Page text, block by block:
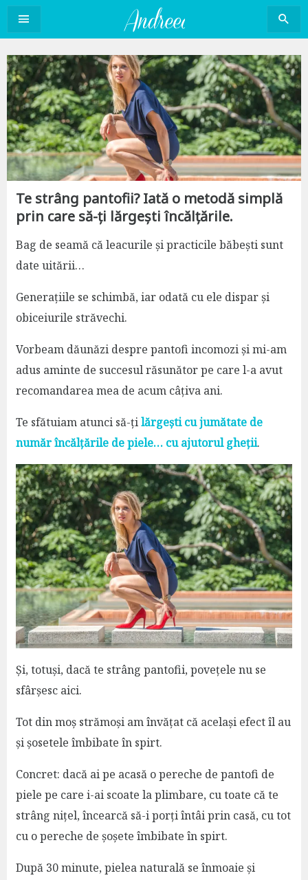
Sari
conținut
Te strâng pantofii? Iată o metodă simplă
prin care să-ți lărgești încălțările.
Bag de seamă că leacurile și practicile băbești sunt
date uitării…
Generațiile se schimbă, iar odată cu ele dispar și
obiceiurile străvechi.
Vorbeam dăunăzi despre pantofi incomozi și mi-am
adus aminte de succesul răsunător pe care l-a avut
recomandarea mea de acum câțiva ani.
Te sfătuiam atunci să-țilărgești cu jumătate de
număr încălțările de piele… cu ajutorul gheții.
Și, totuși, dacă te strâng pantofii, povețele nu se
sfârșesc aici.
Tot din moș strămoși am învățat că același efect îl au
și șosetele îmbibate în spirt.
Concret: dacă ai pe acasă o pereche de pantofi de
piele pe care i-ai scoate la plimbare, cu toate că te
strâng nițel, încearcă să-i porți întâi prin casă, cu tot
cu o pereche de șoșete îmbibate în spirt.
După 30 minute, pielea naturală se înmoaie și